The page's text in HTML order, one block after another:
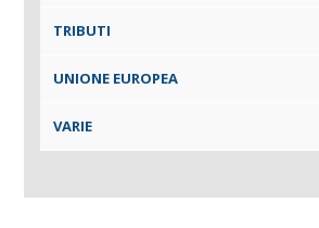
TRIBUTI
UNIONE EUROPEA
VARIE